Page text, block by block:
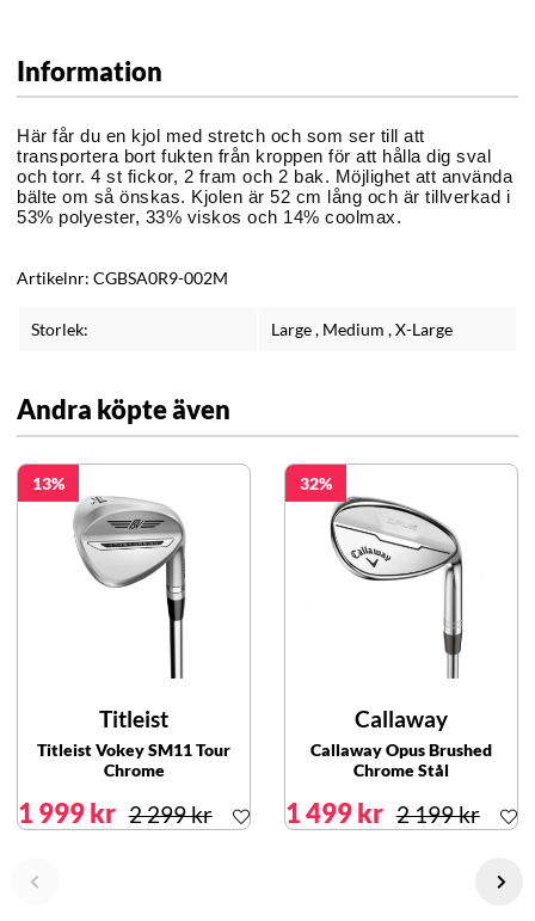
Information
Här får du en kjol med stretch och som ser till att
transportera bort fukten från kroppen för att hålla dig sval
och torr. 4 st fickor, 2 fram och 2 bak. Möjlighet att använda
bälte om så önskas. Kjolen är 52 cm lång och är tillverkad i
53% polyester, 33% viskos och 14% coolmax.
Artikelnr: CGBSA0R9-002M
Storlek: Large, Medium ,X-Large
Andra köpte även
13
Titleist
Titleist Vokey SM11 Tour
Chrome
1 999 kr 2 299 kr
32
Callaway
Callaway Opus Brushed
Chrome Stål
1 499 kr 2 199 kr